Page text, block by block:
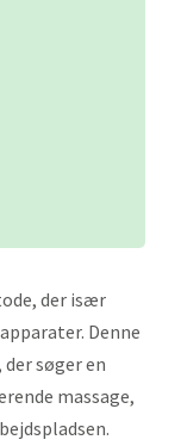
der især
Denne
søger en
massage,